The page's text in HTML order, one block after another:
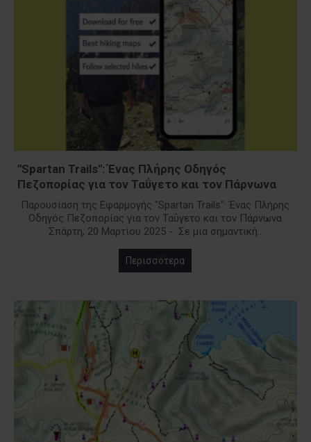
"Spartan Trails": Ένας Πλήρης Οδηγός
Πεζοπορίας για τον Ταΰγετο και τον Πάρνωνα
Παρουσίαση της Εφαρμογής "Spartan Trails": Ένας Πλήρης
Οδηγός Πεζοπορίας για τον Ταΰγετο και τον Πάρνωνα
Σπάρτη, 20 Μαρτίου 2025 - Σε μια σημαντική..
Περισσότερα